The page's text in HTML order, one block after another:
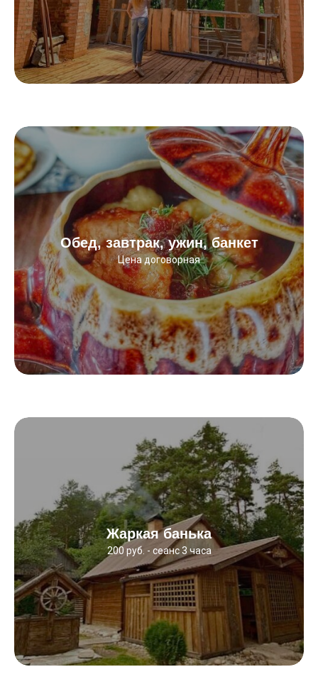
Обед, завтрак, ужин, банкет
Цена договорная
Жаркая банька
200 руб. - сеанс 3 часа